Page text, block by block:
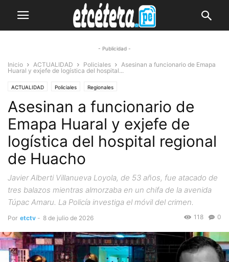
- Publicidad -
Inicio ACTUALIDAD Policiales
Asesinan a funcionario de Emapa
Huaral y exjefe de logística del hospital...
ACTUALIDAD Policiales Regionales
Asesinan a funcionario de
Emapa Huaral y exjefe de
logística del hospital regional
de Huacho
Javier Alberti Villanueva Loyola, de 53 años, fue atacado de
tres balazos mientras almorzaba en un chifa de la avenida
Túpac Amaru. La Policía investiga el móvil del crimen.
Por etctv - 8 de julio de 2026 0
118